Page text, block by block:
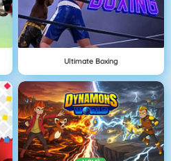
Ultimate Boxing